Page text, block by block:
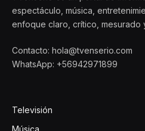
espectáculo, música,
enfoque claro, crítico, mesurado
Contacto: hola@tvenserio.com
WhatsApp: +56942971899
Televisión
Música